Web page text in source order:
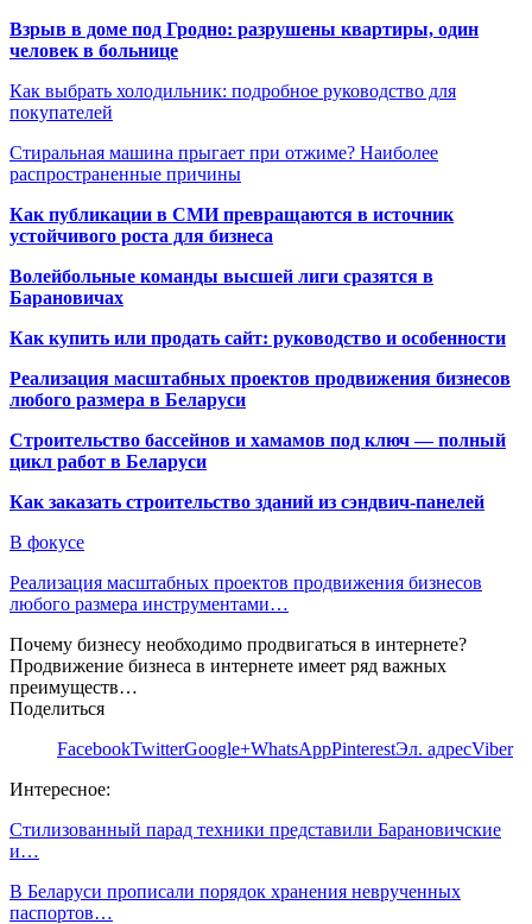
Взрыв в доме под Гродно: разрушены квартиры, один
человек в больнице
Как выбрать холодильник: подробное руководство для
покупателей
Стиральная машина прыгает при отжиме? Наиболее
распространенные причины
Как публикации в СМИ превращаются в источник
устойчивого роста для бизнеса
Волейбольные команды высшей лиги сразятся в
Барановичах
Как купить или продать сайт: руководство и особенности
Реализация масштабных проектов продвижения бизнесов
любого размера в Беларуси
Строительство бассейнов и хамамов под ключ — полный
цикл работ в Беларуси
Как заказать строительство зданий из сэндвич-панелей
В фокусе
Реализация масштабных проектов продвижения бизнесов
любого размера инструментами…
Почему бизнесу необходимо продвигаться в интернете?
Продвижение бизнеса в интернете имеет ряд важных
преимуществ…
Поделиться
FacebookTwitterGoogle+WhatsAppPinterestЭл. адресViber
Интересное:
Стилизованный парад техники представили Барановичские
и…
В Беларуси прописали порядок хранения неврученных
паспортов…